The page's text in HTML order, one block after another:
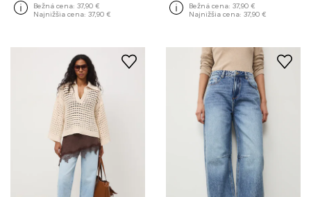
Bežná cena: 37,90 €
Najnižšia cena: 37,90 €
Bežná cena: 37,90 €
Najnižšia cena: 37,90 €